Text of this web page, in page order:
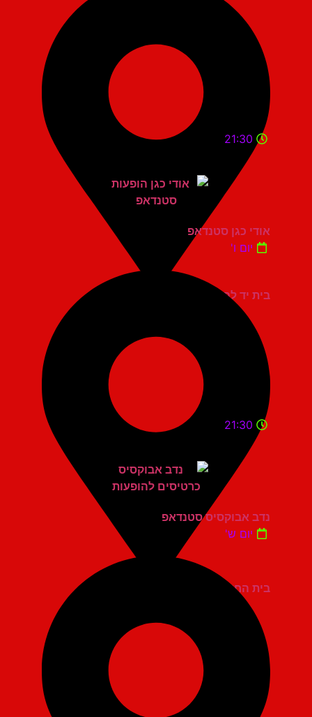
בית יד לבנים אשדוד
21:30
אודי כגן סטנדאפ
יום ו'
בית החייל תל אביב
21:30
נדב אבוקסיס סטנדאפ
יום ש'